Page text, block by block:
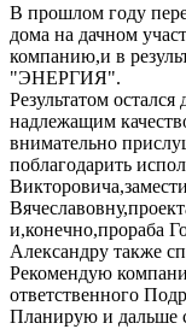
В прошлом году
дома на дачном
компанию,и в
"ЭНЕРГИЯ".
Результатом
надлежащим
внимательно
поблагодарить
и,конечно,прораба
Александру также
Рекомендую
ответственного
Планирую и дальше